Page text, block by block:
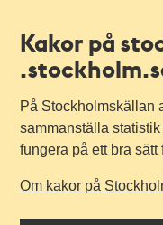
Kakor på
På Stockholmskällan
sammanställa
fungera på ett bra sätt
Om kakor på